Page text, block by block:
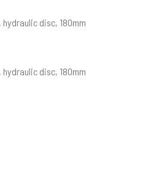
hydraulic disc, 180mm
hydraulic disc, 180mm